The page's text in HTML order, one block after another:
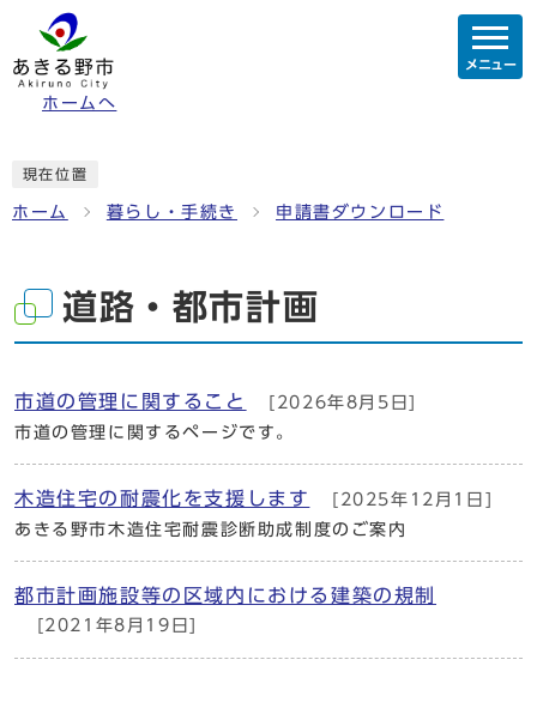
ホームへ
メニュー
現在位置
ホーム 暮らし・手続き 申請書ダウンロード
道路・都市計画
市道の管理に関すること
[2026年8月5日]
市道の管理に関するページです。
木造住宅の耐震化を支援します
[2025年12月1日]
あきる野市木造住宅耐震診断助成制度のご案内
都市計画施設等の区域内における建築の規制
[2021年8月19日]